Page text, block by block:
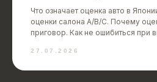
Что означает оценка авто в
оценки салона A/B/C. Почему
приговор. Как не ошибиться при
27.07.2026